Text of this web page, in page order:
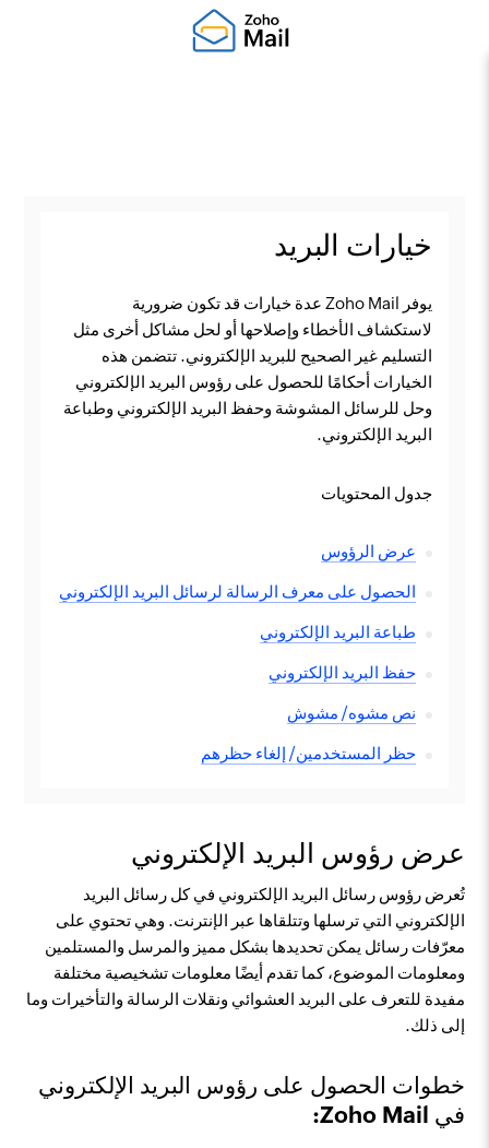
خيارات البريد
يوفر Zoho Mail عدة خيارات قد تكون ضرورية
لاستكشاف الأخطاء وإصلاحها أو لحل مشاكل أخرى مثل
التسليم غير الصحيح للبريد الإلكتروني. تتضمن هذه
الخيارات أحكامًا للحصول على رؤوس البريد الإلكتروني
وحل للرسائل المشوشة وحفظ البريد الإلكتروني وطباعة
البريد الإلكتروني.
جدول المحتويات
عرض الرؤوس
الحصول على معرف الرسالة لرسائل البريد الإلكتروني
طباعة البريد الإلكتروني
حفظ البريد الإلكتروني
نص مشوه/ مشوش
حظر المستخدمين/ إلغاء حظرهم
عرض رؤوس البريد الإلكتروني
تُعرض رؤوس رسائل البريد الإلكتروني في كل رسائل البريد
الإلكتروني التي ترسلها وتتلقاها عبر الإنترنت. وهي تحتوي على
معرّفات رسائل يمكن تحديدها بشكل مميز والمرسل والمستلمين
ومعلومات الموضوع، كما تقدم أيضًا معلومات تشخيصية مختلفة
مفيدة للتعرف على البريد العشوائي ونقلات الرسالة والتأخيرات وما
إلى ذلك.
خطوات الحصول على رؤوس البريد الإلكتروني
في Zoho Mail: